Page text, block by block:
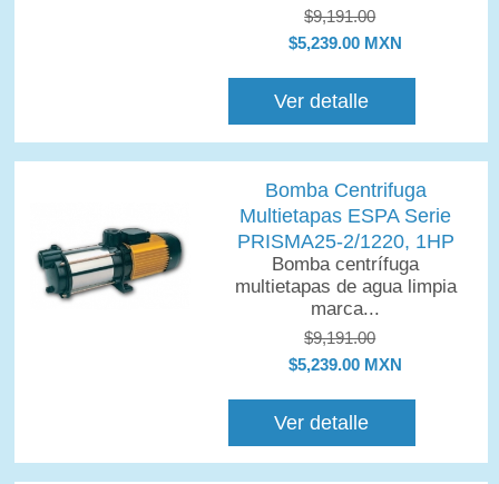
$9,191.00
$5,239.00 MXN
Ver detalle
Bomba Centrifuga
Multietapas ESPA Serie
PRISMA25-2/1220, 1HP
Bomba centrífuga
multietapas de agua limpia
marca...
$9,191.00
$5,239.00 MXN
Ver detalle